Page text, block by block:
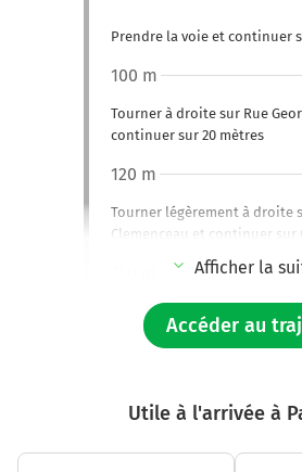
Prendre la voie et continuer
Tourner à droite sur Rue
continuer sur 20 mètres
100 m
Tourner légèrement à droite
Clemenceau et continuer sur
120 m
Continuer Rue Michelet sur
1,0 km
1,1 km
Afficher la
Accéder au
Utile à l'arrivée à